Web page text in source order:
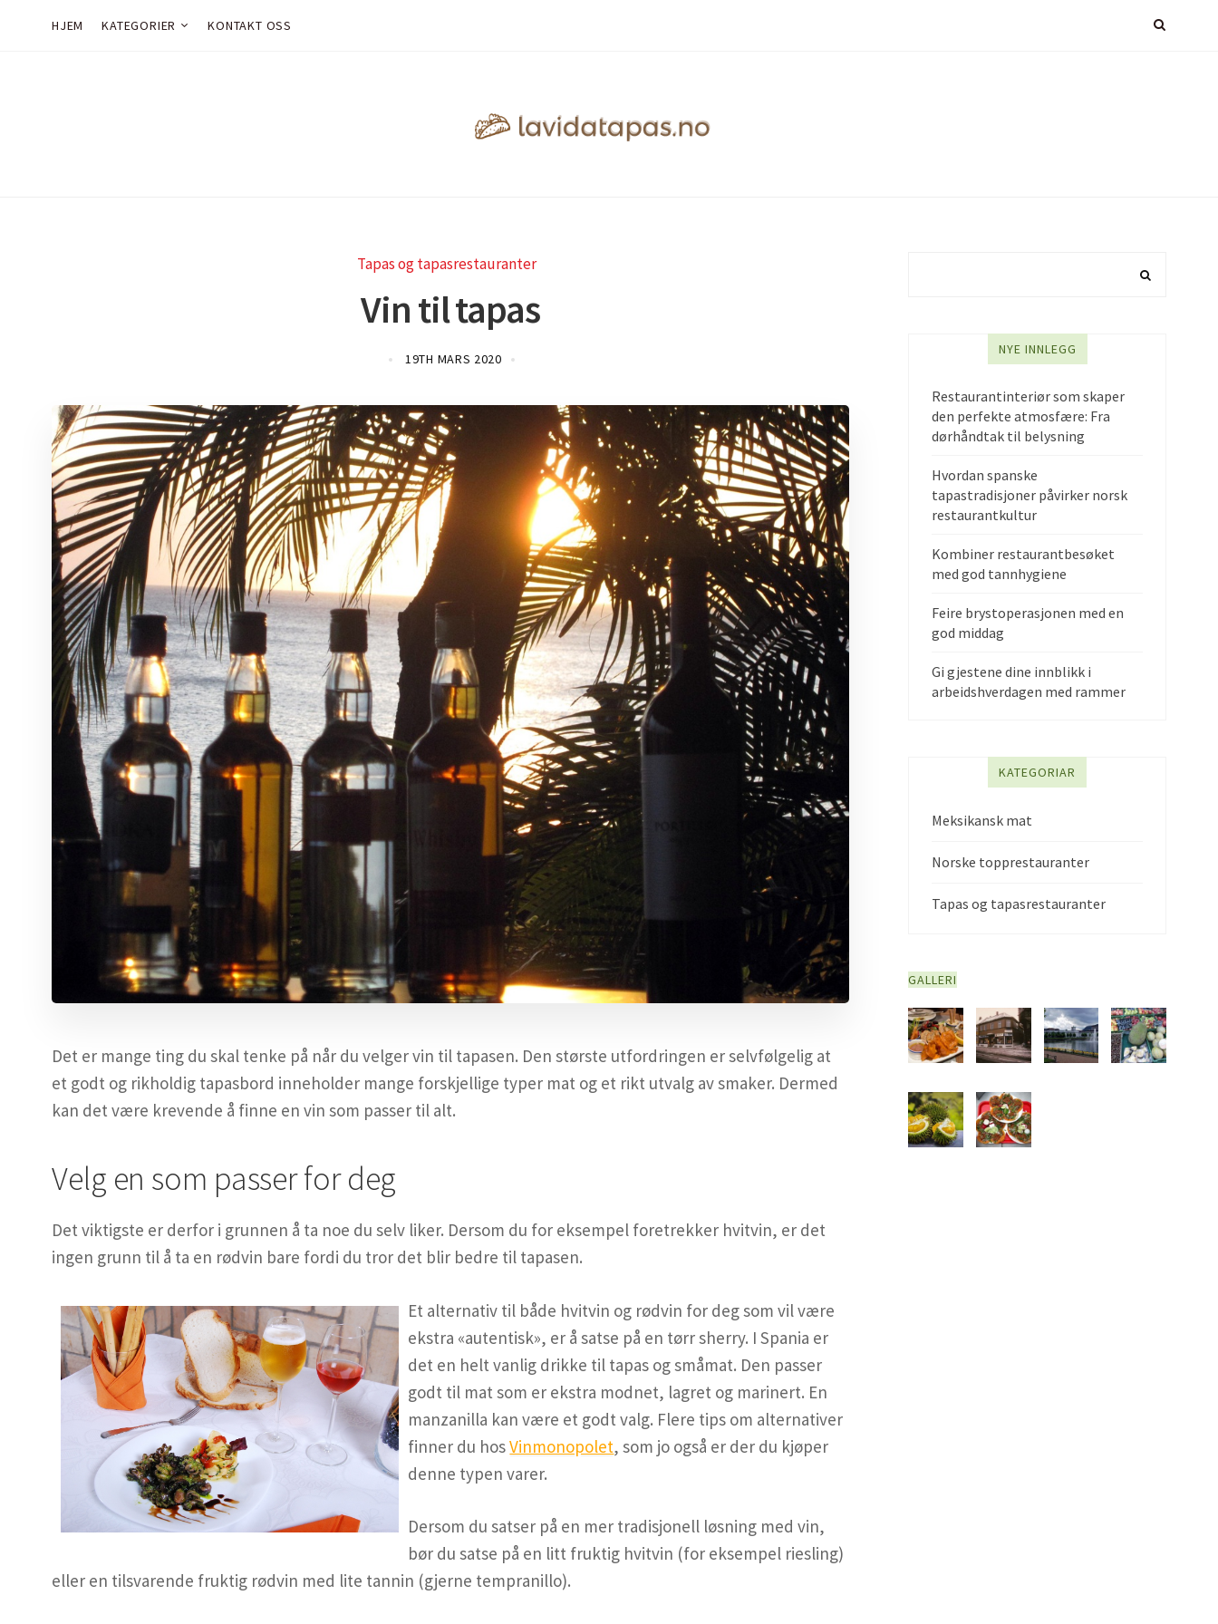
HJEM KATEGORIER KONTAKT OSS
Tapas og tapasrestauranter
Vin til tapas
19TH MARS 2020
Det er mange ting du skal tenke på når du velger vin til tapasen. Den største utfordringen er selvfølgelig at
et godt og rikholdig tapasbord inneholder mange forskjellige typer mat og et rikt utvalg av smaker. Dermed
kan det være krevende å finne en vin som passer til alt.
Velg en som passer for deg
Det viktigste er derfor i grunnen å ta noe du selv liker. Dersom du for eksempel foretrekker hvitvin, er det
ingen grunn til å ta en rødvin bare fordi du tror det blir bedre til tapasen.
Et alternativ til både hvitvin og rødvin for deg som vil være
ekstra «autentisk», er å satse på en tørr sherry. I Spania er
det en helt vanlig drikke til tapas og småmat. Den passer
godt til mat som er ekstra modnet, lagret og marinert. En
manzanilla kan være et godt valg. Flere tips om alternativer
finner du hosVinmonopolet, som jo også er der du kjøper
denne typen varer.
Dersom du satser på en mer tradisjonell løsning med vin,
bør du satse på en litt fruktig hvitvin (for eksempel riesling)
eller en tilsvarende fruktig rødvin med lite tannin (gjerne tempranillo).
NYE INNLEGG
Restaurantinteriør som skaper
den perfekte atmosfære: Fra
dørhåndtak til belysning
Hvordan spanske
tapastradisjoner påvirker norsk
restaurantkultur
Kombiner restaurantbesøket
med god tannhygiene
Feire brystoperasjonen med en
god middag
Gi gjestene dine innblikk i
arbeidshverdagen med rammer
KATEGORIAR
Meksikansk mat
Norske topprestauranter
Tapas og tapasrestauranter
GALLERI